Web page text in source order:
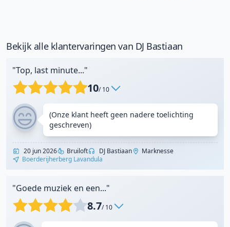
Bekijk alle klantervaringen van DJ Bastiaan
"Top, last minute..."
10/ 10
(Onze klant heeft geen nadere toelichting
geschreven)
20 jun 2026 Bruiloft DJ Bastiaan
Marknesse
Boerderijherberg Lavandula
"Goede muziek en een..."
8.7/ 10